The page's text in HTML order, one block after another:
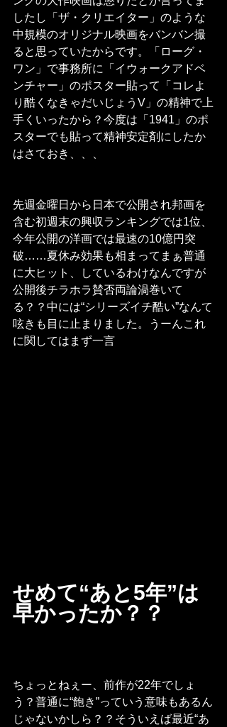
したし「ザ・クリエイター」のような
中規模のオリジナル映画をバンバン撮
ると思っていたからです。「ローグ・
ワン」で事務所に「イウォークアドベ
ンチャー」のポスター貼って「コレよ
り酷くなきゃだいじょうV」の精神で上
手くいったから？今度は「1941」のポ
スターでも貼って精神安定剤にしたか
はさておき、、、
先週金曜日から日本で公開され邦画を
含む初週末の興収ランキングでは1位、
今年公開の洋画では最速の10億円突
破……夏休み効果も相まってまぁ普通
に大ヒット、しているわけなんですが
公開後チラホラ賛否両論渦巻いて
る？？中には“シリーズイチ酷い”なんて
呟きも目に止まりました。うーんこれ
に関してはまず一言
せめて“あと5年”は
早かったか？？
ちょっとねぇー、前作が22年でしょ
う？普通に“飽き”っていう意味もあるん
じゃないかしら？？そういえば最近“あ